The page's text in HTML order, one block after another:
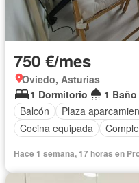
750 €/mes
Oviedo, Asturias
1 Dormitorio
1 Baño
Balcón
Plaza
Cocina equipada
Hace 1 semana, 17 horas en